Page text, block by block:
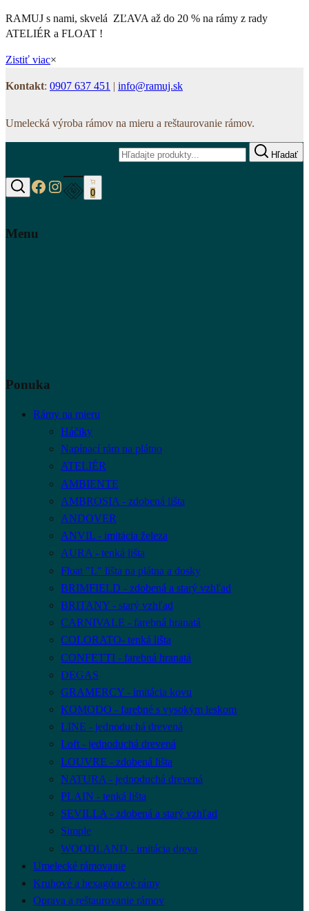
RAMUJ s nami, skvelá ZĽAVA až do 20 % na rámy z rady
ATELIÉR a FLOAT !
Zistiť viac×
Kontakt: 0907 637 451 | info@ramuj.sk
Umelecká výroba rámov na mieru a reštaurovanie rámov.
Hľadať
Hľadať
https://www.facebook.com/www.ramuj.sk
https://www.instagram.com/ramuj.sk
0
Menu
Ponuka
Rámy na mieru
Háčiky
Napínací rám na plátno
ATELIÉR
AMBIENTE
AMBROSIA - zdobená lišta
ANDOVER
ANVIL - imitácia železa
AURA - tenká lišta
Float "L" lišta na plátna a dosky
BRIMFIELD - zdobená a starý vzhľad
BRITANY - starý vzhľad
CARNIVALE - farebná hranatá
COLORATO- tenká lišta
CONFETTI - farebná hranatá
DEGAS
GRAMERCY - imitácia kovu
KOMODO - farebné s vysokým leskom
LINE - jednoduchá drevená
Loft - jednoduchá drevená
LOUVRE - zdobená lišta
NATURA - jednoduchá drevená
PLAIN - tenká lišta
SEVILLA - zdobená a starý vzhľad
Simple
WOODLAND - imitácia dreva
Umelecké rámovanie
Kruhové a hexagónové rámy
Oprava a reštaurovanie rámov